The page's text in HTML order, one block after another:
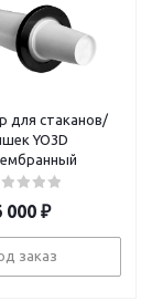
для стаканов/
YO3D
000 ₽
заказ